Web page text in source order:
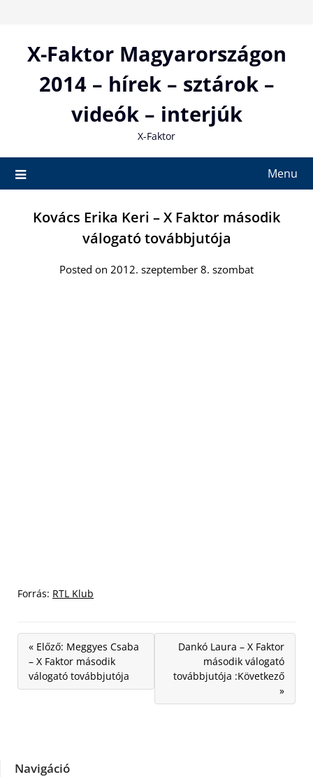
contentX-Faktor Magyarországon
2014 – hírek – sztárok –
videók – interjúk
X-Faktor
Menu
Kovács Erika Keri – X Faktor második
válogató továbbjutója
Posted on 2012. szeptember 8. szombat
Forrás: RTL Klub
« Előző: Meggyes Csaba
– X Faktor második
válogató továbbjutója
Dankó Laura – X Faktor
második válogató
továbbjutója :Következő
»
Navigáció